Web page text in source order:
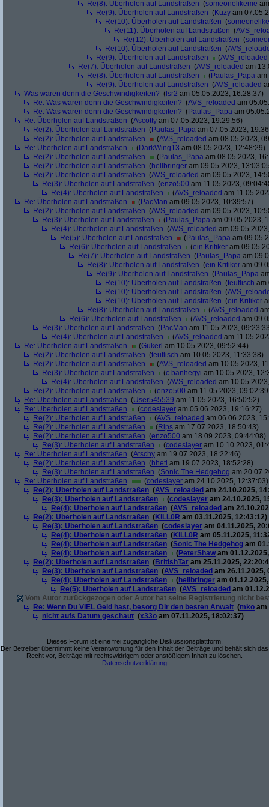
Re(8): Überholen auf Landstraßen (someonelikeme
Re(9): Überholen auf Landstraßen (Kuzy am
Re(10): Überholen auf Landstraßen (
Re(11): Überholen auf Landstraßen (
Re(12): Überholen auf Landstraßen (
Re(10): Überholen auf Landstraßen (
Re(9): Überholen auf Landstraßen
(AVS_reloaded
Re(7): Überholen auf Landstraßen (AVS_reloaded am
Re(8): Überholen auf Landstraßen
(Paulas_Papa am
Re(9): Überholen auf Landstraßen (AVS_reloaded
Was waren denn die Geschwindigkeiten? ( lsr2 am 05.05.2023, 16:28:37)
Re: Was waren denn die Geschwindigkeiten? (AVS_reloaded am
Re: Was waren denn die Geschwindigkeiten? (Paulas_Papa am
Re: Überholen auf Landstraßen (Ascotty am 07.05.2023, 19:29:56)
Re(2): Überholen auf Landstraßen (Paulas_Papa am 07.05.2023,
Re(2): Überholen auf Landstraßen
(AVS_reloaded am 08.05.2023,
Re: Überholen auf Landstraßen
(DarkWing13 am 08.05.2023, 12:48:29)
Re(2): Überholen auf Landstraßen
(Paulas_Papa am 08.05.2023,
Re(2): Überholen auf Landstraßen (hellbringer am 09.05.2023,
Re(2): Überholen auf Landstraßen (AVS_reloaded am 09.05.2023,
Re(3): Überholen auf Landstraßen (enzo500 am 11.05.2023,
Re(4): Überholen auf Landstraßen
(AVS_reloaded am
Re: Überholen auf Landstraßen
(PacMan am 09.05.2023, 10:39:57)
Re(2): Überholen auf Landstraßen (AVS_reloaded am 09.05.2023,
Re(3): Überholen auf Landstraßen
(Paulas_Papa am 09.05.2023,
Re(4): Überholen auf Landstraßen (AVS_reloaded am
Re(5): Überholen auf Landstraßen
(Paulas_Papa am
Re(6): Überholen auf Landstraßen
(ein Kritiker am
Re(7): Überholen auf Landstraßen (Paulas_Papa am
Re(8): Überholen auf Landstraßen (ein Kritiker am
Re(9): Überholen auf Landstraßen (Paulas_Papa
Re(10): Überholen auf Landstraßen (teuflisch am
Re(10): Überholen auf Landstraßen (
Re(10): Überholen auf Landstraßen (ein Kritiker
Re(8): Überholen auf Landstraßen
(AVS_reloaded
Re(6): Überholen auf Landstraßen
(AVS_reloaded am
Re(3): Überholen auf Landstraßen (PacMan am 11.05.2023,
Re(4): Überholen auf Landstraßen
(AVS_reloaded am
Re: Überholen auf Landstraßen
(Gukerl am 10.05.2023, 09:52:44)
Re(2): Überholen auf Landstraßen (teuflisch am 10.05.2023, 11:33:38)
Re(2): Überholen auf Landstraßen
(AVS_reloaded am 10.05.2023,
Re(3): Überholen auf Landstraßen
(c.banhegyi am 10.05.2023,
Re(4): Überholen auf Landstraßen (AVS_reloaded am
Re(2): Überholen auf Landstraßen
(enzo500 am 11.05.2023,
Re: Überholen auf Landstraßen (User545539 am 11.05.2023, 16:50:52)
Re: Überholen auf Landstraßen
(codeslayer am 05.06.2023, 19:16:27)
Re(2): Überholen auf Landstraßen
(AVS_reloaded am 06.06.2023,
Re(2): Überholen auf Landstraßen
(Rips am 17.07.2023, 18:50:43)
Re(2): Überholen auf Landstraßen (enzo500 am 18.09.2023, 09:44:08)
Re(3): Überholen auf Landstraßen
(codeslayer am 10.10.2023,
Re: Überholen auf Landstraßen (Atschy am 19.07.2023, 18:22:46)
Re(2): Überholen auf Landstraßen (hhetl am 19.07.2023, 18:52:28)
Re(3): Überholen auf Landstraßen (Sonic The Hedgehog am
Re: Überholen auf Landstraßen
(codeslayer am 24.10.2025, 12:37:03)
Re(2): Überholen auf Landstraßen (AVS_reloaded am 24.10.2025,
Re(3): Überholen auf Landstraßen
(codeslayer am 24.10.2025,
Re(4): Überholen auf Landstraßen (AVS_reloaded am
Re(2): Überholen auf Landstraßen (KiLL0R am 03.11.2025, 12:43:12)
Re(3): Überholen auf Landstraßen (codeslayer am 04.11.2025,
Re(4): Überholen auf Landstraßen (KiLL0R am 05.11.2025,
Re(4): Überholen auf Landstraßen (Sonic The Hedgehog am
Re(4): Überholen auf Landstraßen
(PeterShaw am
Re(2): Überholen auf Landstraßen (BritishTar am 25.11.2025,
Re(3): Überholen auf Landstraßen (AVS_reloaded am 26.11.2025,
Re(4): Überholen auf Landstraßen
(hellbringer am
Re(5): Überholen auf Landstraßen (AVS_reloaded am
Vom Autor zurückgezogen oder Autor hat seine Registrierung nicht
Re: Wenn Du VIEL Geld hast, besorg Dir den besten Anwalt (mko am
nicht aufs Datum geschaut (x33o am 07.11.2025, 18:02:37)
Dieses Forum ist eine frei zugängliche Diskussionsplattform.
Der Betreiber übernimmt keine Verantwortung für den Inhalt der Beiträge und behält sich das
Recht vor, Beiträge mit rechtswidrigem oder anstößigem Inhalt zu löschen.
Datenschutzerklärung